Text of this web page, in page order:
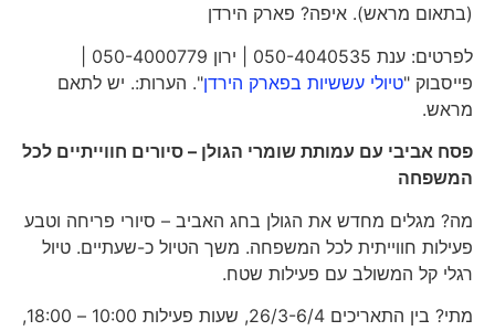
(בתאום מראש). איפה? פארק הירדן
לפרטים: ענת 050-4040535 | ירון 050-4000779 |
פייסבוק "טיולי עששיות בפארק הירדן". הערות:. יש לתאם
מראש.
פסח אביבי עם עמותת שומרי הגולן – סיורים חווייתיים לכל
המשפחה
מה? מגלים מחדש את הגולן בחג האביב – סיורי פריחה וטבע
פעילות חווייתית לכל המשפחה. משך הטיול כ-שעתיים. טיול
רגלי קל המשולב עם פעילות שטח.
מתי? בין התאריכים 26/3-6/4, שעות פעילות 10:00 – 18:00,